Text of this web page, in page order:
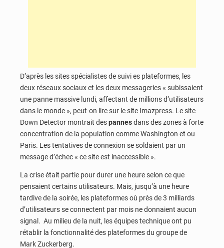
D’après les sites spécialistes de suivi es plateformes, les
deux réseaux sociaux et les deux messageries « subissaient
une panne massive lundi, affectant de millions d’utilisateurs
dans le monde », peut-on lire sur le site Imazpress. Le site
Down Detector montrait despannesdans des zones à forte
concentration de la population comme Washington et ou
Paris. Les tentatives de connexion se soldaient par un
message d’échec « ce site est inaccessible ».
La crise était partie pour durer une heure selon ce que
pensaient certains utilisateurs. Mais, jusqu’à une heure
tardive de la soirée, les plateformes où près de 3 milliards
d’utilisateurs se connectent par mois ne donnaient aucun
signal. Au milieu de la nuit, les équipes technique ont pu
rétablir la fonctionnalité des plateformes du groupe de
Mark Zuckerberg.